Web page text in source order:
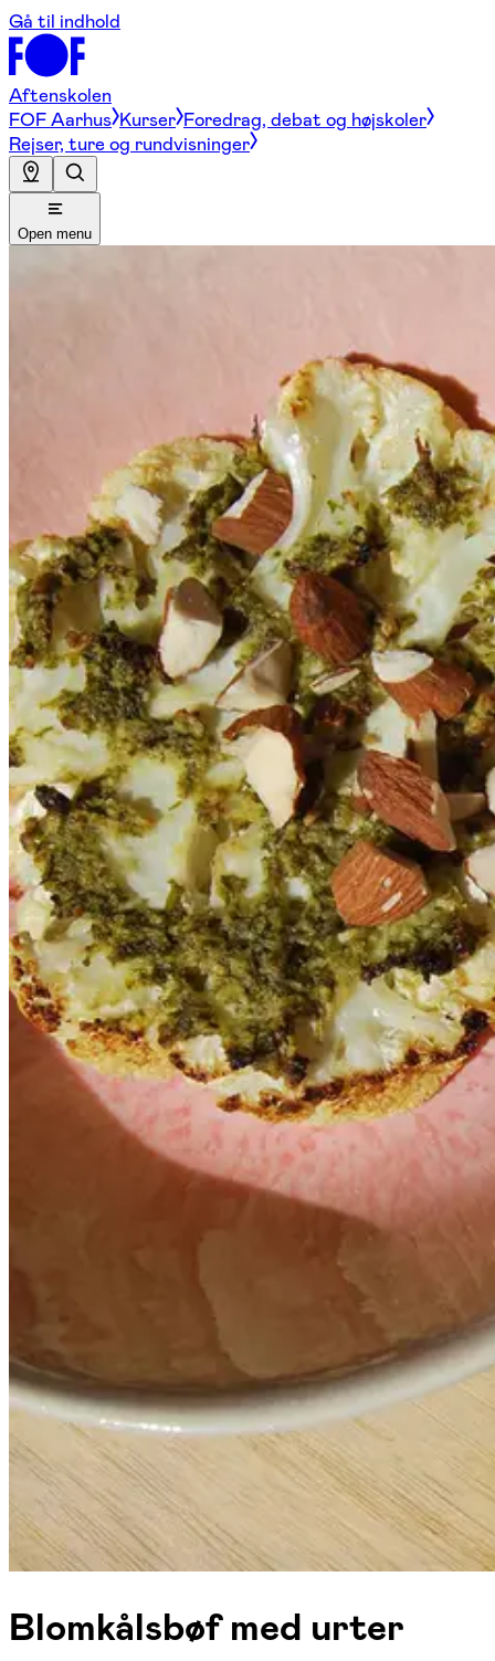
Gå til indhold
Aftenskolen
FOF Aarhus Kurser Foredrag, debat og højskoler
Rejser, ture og rundvisninger
Open menu
Blomkålsbøf med urter